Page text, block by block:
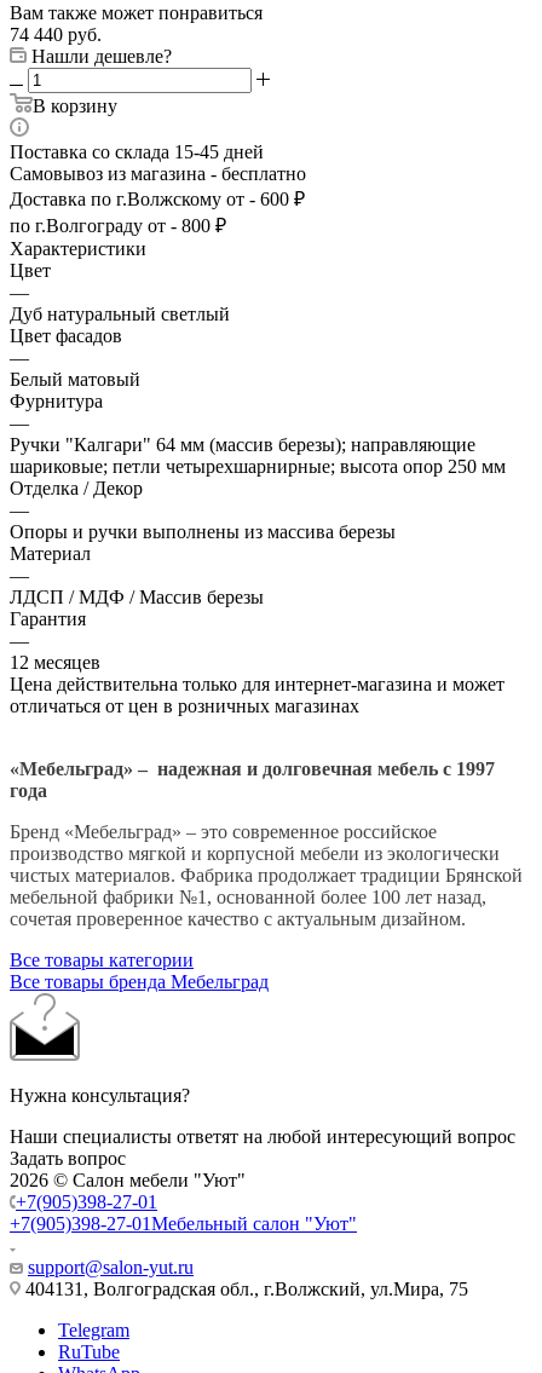
Вам также может понравиться
74 440 руб.
Нашли дешевле?
В корзину
Поставка со склада 15-45 дней
Самовывоз из магазина - бесплатно
Доставка по г.Волжскому от - 600 ₽
по г.Волгограду от - 800 ₽
Характеристики
Цвет
—
Дуб натуральный светлый
Цвет фасадов
—
Белый матовый
Фурнитура
—
Ручки "Калгари" 64 мм (массив березы); направляющие
шариковые; петли четырехшарнирные; высота опор 250 мм
Отделка / Декор
—
Опоры и ручки выполнены из массива березы
Материал
—
ЛДСП / МДФ / Массив березы
Гарантия
—
12 месяцев
Цена действительна только для интернет-магазина и может
отличаться от цен в розничных магазинах
«Мебельград» – надежная и долговечная мебель с 1997
года
Бренд «Мебельград» – это современное российское
производство мягкой и корпусной мебели из экологически
чистых материалов. Фабрика продолжает традиции Брянской
мебельной фабрики №1, основанной более 100 лет назад,
сочетая проверенное качество с актуальным дизайном.
Все товары категории
Все товары бренда Мебельград
Нужна консультация?
Наши специалисты ответят на любой интересующий вопрос
Задать вопрос
2026 © Салон мебели "Уют"
+7(905)398-27-01
+7(905)398-27-01Мебельный салон "Уют"
support@salon-yut.ru
404131, Волгоградская обл., г.Волжский, ул.Мира, 75
Telegram
RuTube